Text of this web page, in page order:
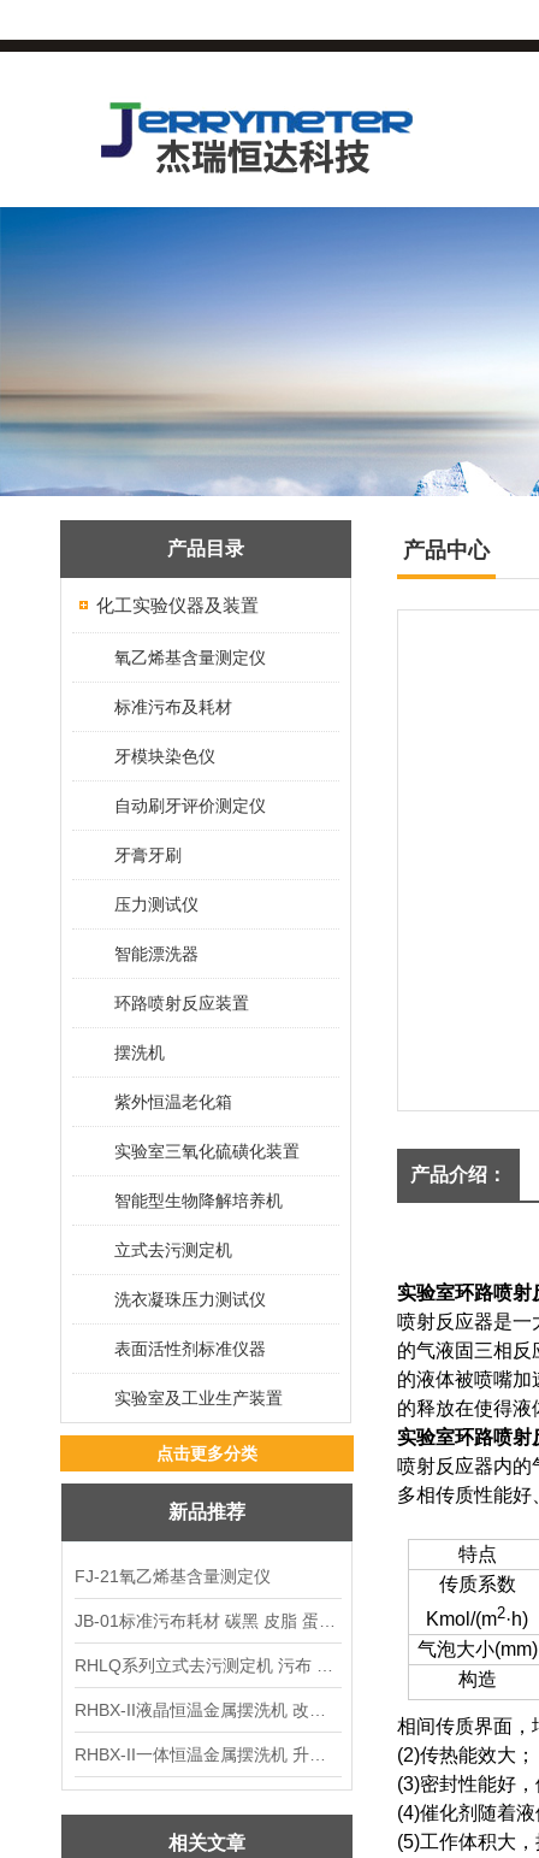
产品目录
化工实验仪器及装置
氧乙烯基含量测定仪
标准污布及耗材
牙模块染色仪
自动刷牙评价测定仪
牙膏牙刷
压力测试仪
智能漂洗器
环路喷射反应装置
摆洗机
紫外恒温老化箱
实验室三氧化硫磺化装置
智能型生物降解培养机
立式去污测定机
洗衣凝珠压力测试仪
表面活性剂标准仪器
实验室及工业生产装置
点击更多分类
新品推荐
FJ-21氧乙烯基含量测定仪
相关文章
产品中心
产品介绍：
实验室环路喷射
喷射反应器是
的气液固三相
的液体被喷嘴
的释放在使得
实验室环路喷射
喷射反应器内
多相传质性能
特点
传质系数
Kmol/(m2·h)
气泡大小(mm)
构造
相间传质界面，
(2)传热能效大；
(3)密封性能好
(4)催化剂随着
(5)工作体积大